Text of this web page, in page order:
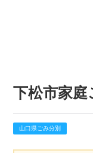
下松市家
山口県ごみ分別